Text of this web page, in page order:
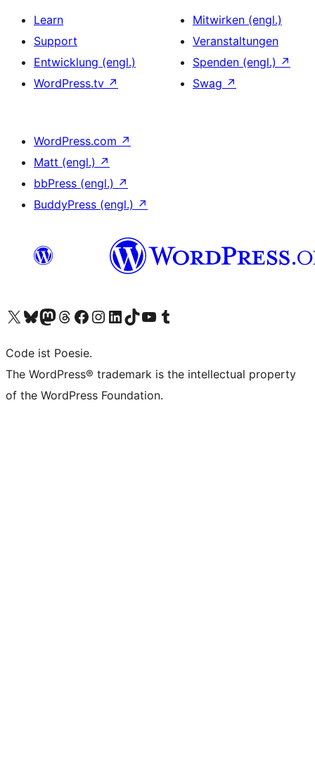
Learn
Support
Entwicklung (engl.)
WordPress.tv ↗
Mitwirken (engl.)
Veranstaltungen
Spenden (engl.) ↗
Swag ↗
WordPress.com ↗
Matt (engl.) ↗
bbPress (engl.) ↗
BuddyPress (engl.) ↗
Das X-Konto (früher Twitter) von WordPress.org besuchen
Das Bluesky-Konto von WordPress.org besuchen
Das Mastodon-Konto von WordPress.org besuchen
Das Threads-Konto von WordPress.org besuchen
Die Facebook-Seite von WordPress.org besuchen
Das Instagram-Konto von WordPress.org besuchen
Das LinkedIn-Konto von WordPress.org besuchen
Das TikTok-Konto von WordPress.org besuchen
Den YouTube-Kanal von WordPress.org besuchen
Das Tumblr-Konto von WordPress.org besuchen
Code ist Poesie.
The WordPress® trademark is the intellectual property
of the WordPress Foundation.